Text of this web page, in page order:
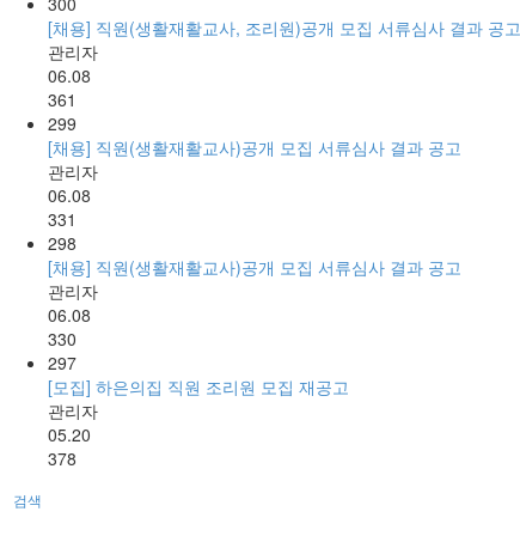
[채용] 직원(생활재활교사, 조리원)공개 모집 서류심사 결과 공고
관리자
06.08
361
299
[채용] 직원(생활재활교사)공개 모집 서류심사 결과 공고
관리자
06.08
331
298
[채용] 직원(생활재활교사)공개 모집 서류심사 결과 공고
관리자
06.08
330
297
[모집] 하은의집 직원 조리원 모집 재공고
관리자
05.20
378
검색